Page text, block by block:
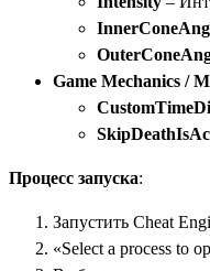
Game Mechanics /
Процесс запуска:
Запустить Cheat
«Select a process to